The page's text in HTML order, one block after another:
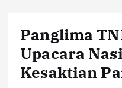
Panglima
Upacara
Kesaktian